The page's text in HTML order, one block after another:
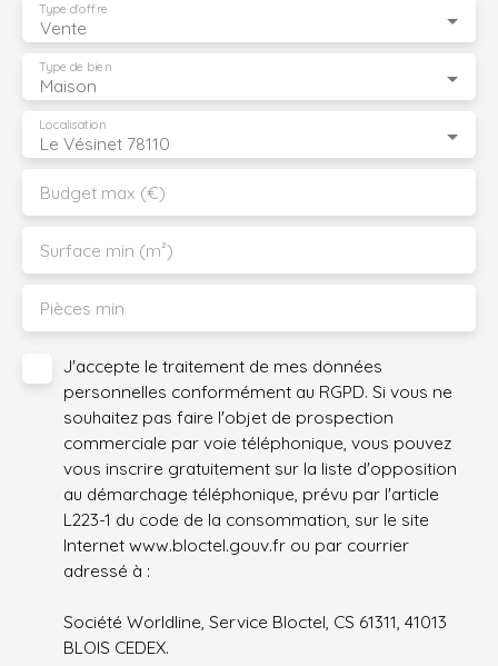
Vente
Type d'offre
Maison
Type de bien
Le Vésinet 78110
Localisation
Budget max (€)
Surface min (m²)
Pièces min
J'accepte le traitement de mes données
personnelles conformément au RGPD. Si vous ne
souhaitez pas faire l'objet de prospection
commerciale par voie téléphonique, vous pouvez
vous inscrire gratuitement sur la liste d'opposition
au démarchage téléphonique, prévu par l'article
L223-1 du code de la consommation, sur le site
Internet www.bloctel.gouv.fr ou par courrier
adressé à :
Société Worldline, Service Bloctel, CS 61311, 41013
BLOIS CEDEX.